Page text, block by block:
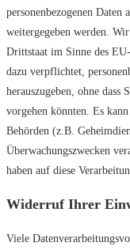
personenbezogenen
weitergegeben werden.
Drittstaat im Sinne des
dazu verpflichtet,
herauszugeben, ohne
vorgehen könnten. Es
Behörden (z.B.
Überwachungszwecken
haben auf diese
Widerruf Ihrer
Viele